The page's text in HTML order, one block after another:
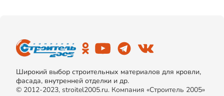
Широкий выбор строительных материалов для кровли,
фасада, внутренней отделки и др.
© 2012-2023, stroitel2005.ru. Компания «Строитель 2005»